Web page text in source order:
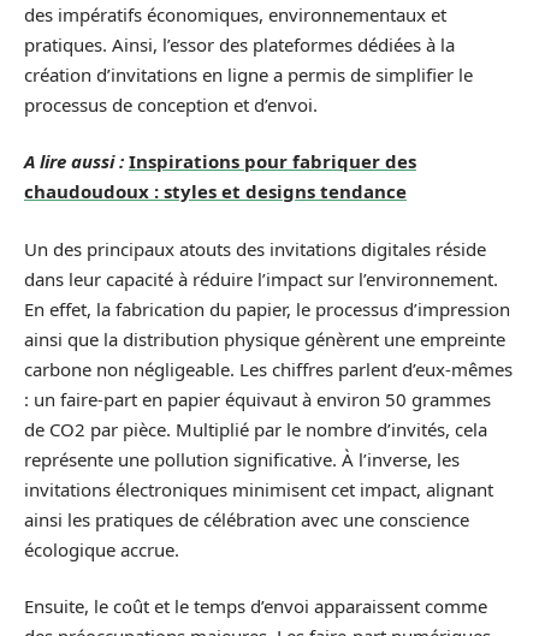
des impératifs économiques, environnementaux et
pratiques. Ainsi, l’essor des plateformes dédiées à la
création d’invitations en ligne a permis de simplifier le
processus de conception et d’envoi.
A lire aussi : Inspirations pour fabriquer des
chaudoudoux : styles et designs tendance
Un des principaux atouts des invitations digitales réside
dans leur capacité à réduire l’impact sur l’environnement.
En effet, la fabrication du papier, le processus d’impression
ainsi que la distribution physique génèrent une empreinte
carbone non négligeable. Les chiffres parlent d’eux-mêmes
: un faire-part en papier équivaut à environ 50 grammes
de CO2 par pièce. Multiplié par le nombre d’invités, cela
représente une pollution significative. À l’inverse, les
invitations électroniques minimisent cet impact, alignant
ainsi les pratiques de célébration avec une conscience
écologique accrue.
Ensuite, le coût et le temps d’envoi apparaissent comme